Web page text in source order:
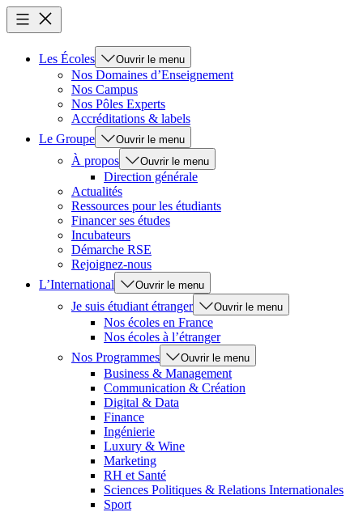
Les Écoles Ouvrir le menu
Nos Domaines d’Enseignement
Nos Campus
Nos Pôles Experts
Accréditations & labels
Le Groupe
Ouvrir le menu
À propos Ouvrir le menu
Direction générale
Actualités
Ressources pour les étudiants
Financer ses études
Incubateurs
Démarche RSE
Rejoignez-nous
L’International
Ouvrir le menu
Je suis étudiant étranger Ouvrir le menu
Nos écoles en France
Nos écoles à l’étranger
Nos Programmes
Ouvrir le menu
Business & Management
Communication & Création
Digital & Data
Finance
Ingénierie
Luxury & Wine
Marketing
RH et Santé
Sciences Politiques & Relations Internationales
Sport